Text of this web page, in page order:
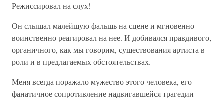
Режиссировал на слух!
Он слышал малейшую фальшь на сцене и мгновенно
воинственно реагировал на нее. И добивался правдивого,
органичного, как мы говорим, существования артиста в
роли и в предлагаемых обстоятельствах.
Меня всегда поражало мужество этого человека, его
фанатичное сопротивление надвигавшейся трагедии –